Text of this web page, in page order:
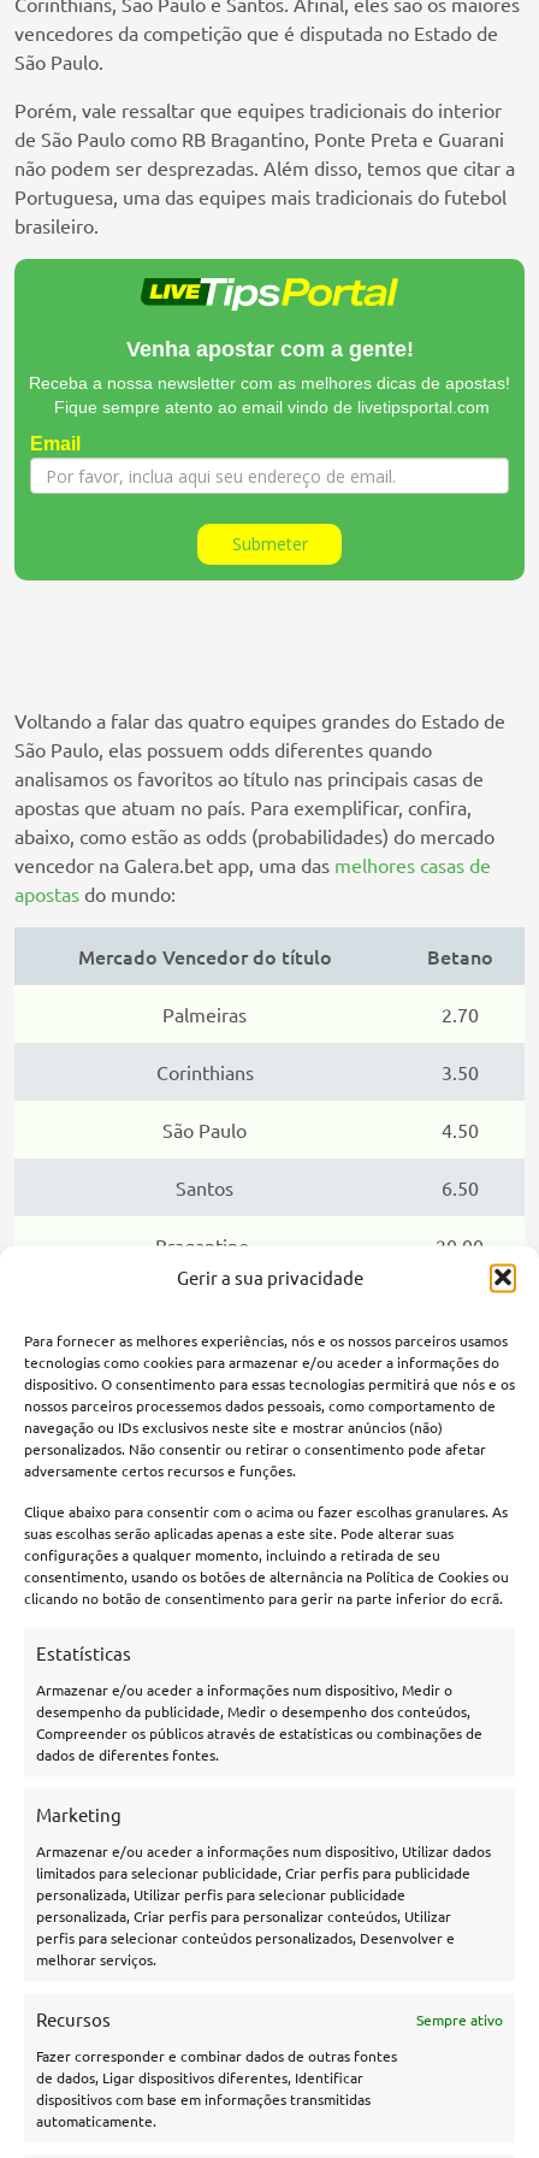
Gerir a sua privacidade
Para fornecer as melhores experiências, nós e os nossos parceiros usamos
tecnologias como cookies para armazenar e/ou aceder a informações do
dispositivo. O consentimento para essas tecnologias permitirá que nós e os
nossos parceiros processemos dados pessoais, como comportamento de
navegação ou IDs exclusivos neste site e mostrar anúncios (não)
personalizados. Não consentir ou retirar o consentimento pode afetar
adversamente certos recursos e funções.
Clique abaixo para consentir com o acima ou fazer escolhas granulares. As
suas escolhas serão aplicadas apenas a este site. Pode alterar suas
configurações a qualquer momento, incluindo a retirada de seu
consentimento, usando os botões de alternância na Política de Cookies ou
clicando no botão de consentimento para gerir na parte inferior do ecrã.
Estatísticas
Armazenar e/ou aceder a informações num dispositivo, Medir o
desempenho da publicidade, Medir o desempenho dos conteúdos,
Compreender os públicos através de estatísticas ou combinações de
dados de diferentes fontes.
Marketing
Armazenar e/ou aceder a informações num dispositivo, Utilizar dados
limitados para selecionar publicidade, Criar perfis para publicidade
personalizada, Utilizar perfis para selecionar publicidade
personalizada, Criar perfis para personalizar conteúdos, Utilizar
perfis para selecionar conteúdos personalizados, Desenvolver e
melhorar serviços.
Recursos
Sempre ativo
Fazer corresponder e combinar dados de outras fontes
de dados, Ligar dispositivos diferentes, Identificar
dispositivos com base em informações transmitidas
automaticamente.
vencedores da competição que é disputada no Estado de
São Paulo.
Porém, vale ressaltar que equipes tradicionais do interior
de São Paulo como RB Bragantino, Ponte Preta e Guarani
não podem ser desprezadas. Além disso, temos que citar a
Portuguesa, uma das equipes mais tradicionais do futebol
brasileiro.
Voltando a falar das quatro equipes grandes do Estado de
São Paulo, elas possuem odds diferentes quando
analisamos os favoritos ao título nas principais casas de
apostas que atuam no país. Para exemplificar, confira,
abaixo, como estão as odds (probabilidades) do mercado
vencedor na Galera.bet app, uma das melhores casas de
apostas do mundo:
Mercado Vencedor do título Betano
Palmeiras 2.70
Corinthians 3.50
São Paulo 4.50
Santos 6.50
Bragantino 20.00
constantemente.
Aposte no seu favorito com a Betano!
Melhores casas para apostar no Paulistão
2025
Competições importantes, como é o caso do Campeonato
Paulista de 2024, estão nas melhores casas de apostas
esportivas online que atuam no Brasil. Sites de apostas
comoBrazino777,Galera beteEstrela Bet são algumas
casas de apostas esportivas online em que os apostadores
com muita segurança e praticidade.
Lembre-se que aqui no LTP você terá dicas de apostas
especiais para dar seus palpites campeonato paulista hoje.
Não se esqueça de checar também quais casas de apostas
oferecembonus de boas vindas
seus palpites neste que é uma das melhores competições
do Brasil! Verifique também a tabela do campeonato
paulista e as classificações do campeonato paulista antes de
apostar